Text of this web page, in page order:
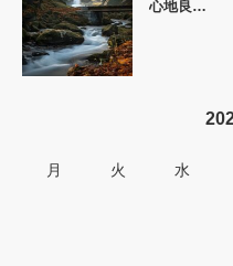
心地良…
月 火 水